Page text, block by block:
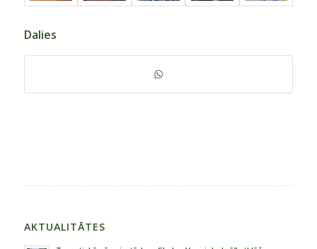
Dalies
AKTUALITĀTES